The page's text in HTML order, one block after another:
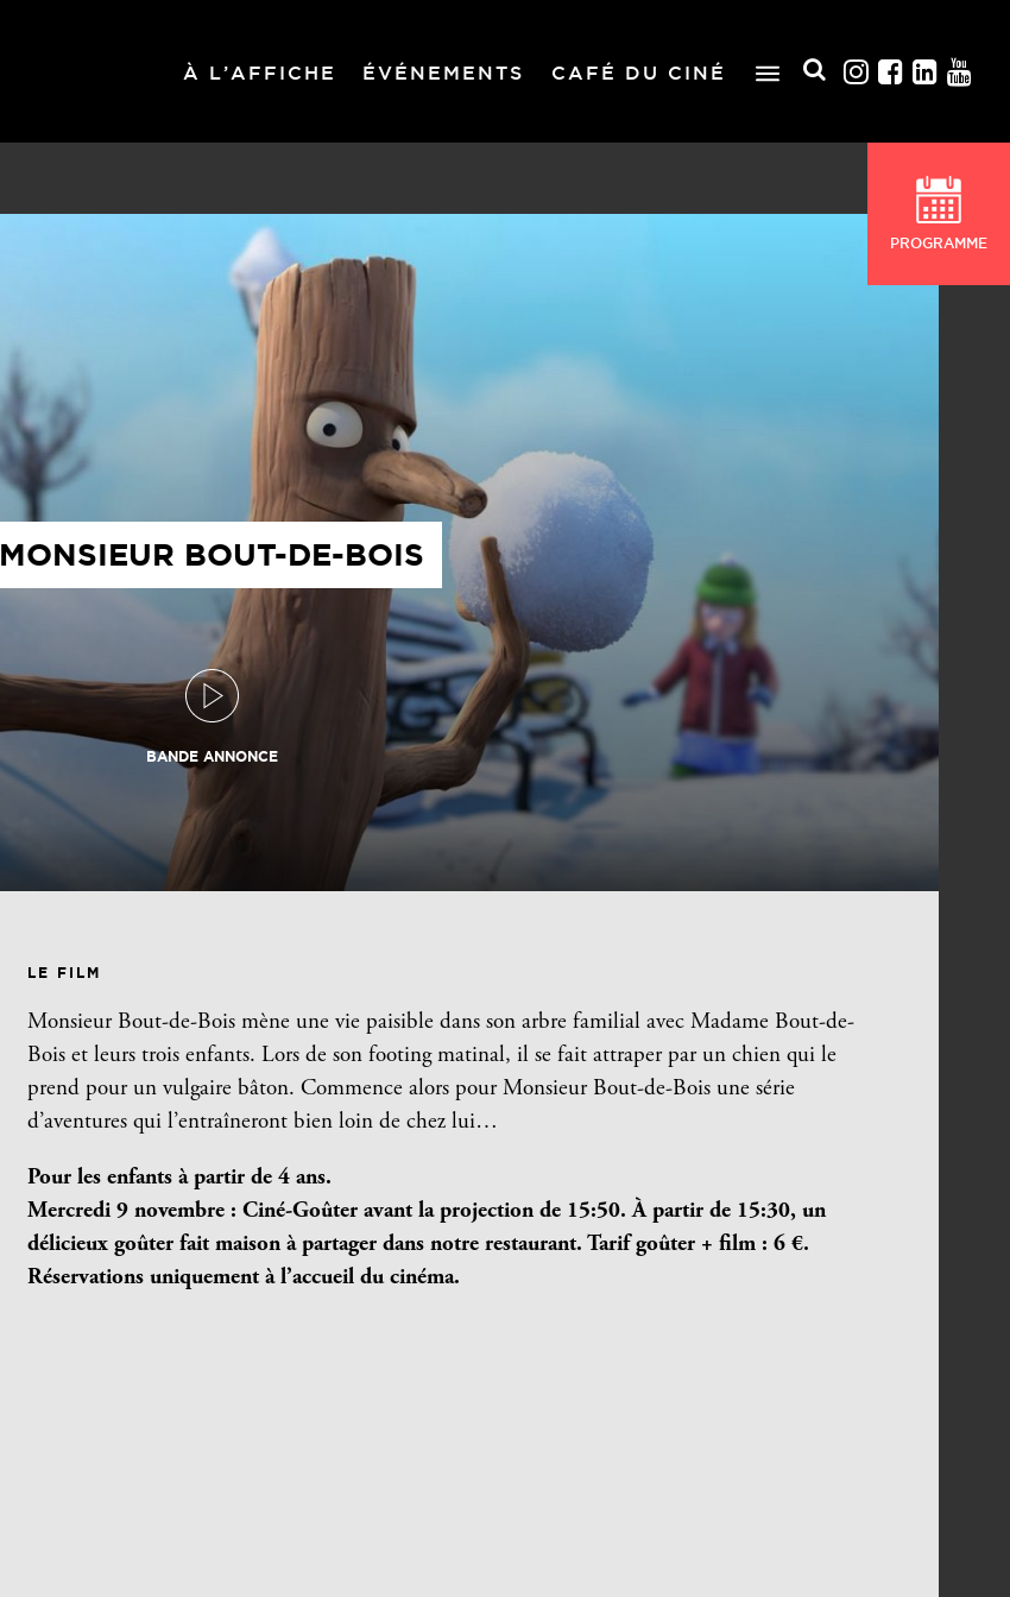
À L’AFFICHE ÉVÉNEMENTS CAFÉ DU CINÉ
MONSIEUR BOUT-DE-BOIS
BANDE ANNONCE
LE FILM
Monsieur Bout-de-Bois mène une vie paisible dans son arbre familial avec Madame Bout-de-
Bois et leurs trois enfants. Lors de son footing matinal, il se fait attraper par un chien qui le
prend pour un vulgaire bâton. Commence alors pour Monsieur Bout-de-Bois une série
d’aventures qui l’entraîneront bien loin de chez lui…
Pour les enfants à partir de 4 ans.
Mercredi 9 novembre : Ciné-Goûter avant la projection de 15:50. À partir de 15:30, un
délicieux goûter fait maison à partager dans notre restaurant. Tarif goûter + film : 6 €.
Réservations uniquement à l’accueil du cinéma.
PROGRAMME